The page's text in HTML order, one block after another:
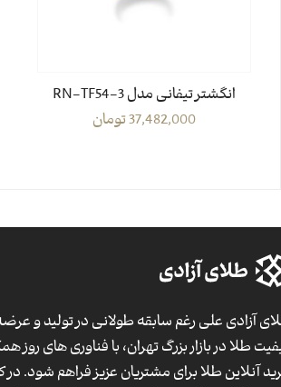
انگشتر تیفانی مدل RN-TF54-3
37,482,000تومان
آزادی علی رغم سابقه طولانی در تولید و
طلا در بازار بزرگ تهران، با فناوری های روز
آنلاین طلا برای مشتریان عزیز فراهم شود. در